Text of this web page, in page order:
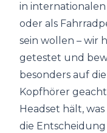
in
oder als
sein wollen – wir
getestet und
besonders auf
Kopfhörer
Headset hält,
die